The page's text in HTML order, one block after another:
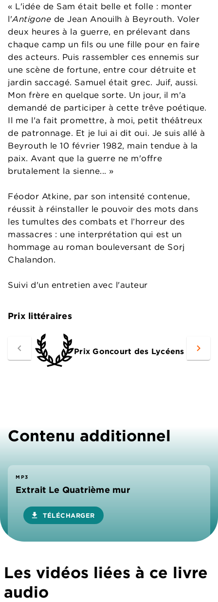
« L'idée de Sam était belle et folle : monter
l'Antigone de Jean Anouilh à Beyrouth. Voler
deux heures à la guerre, en prélevant dans
chaque camp un fils ou une fille pour en faire
des acteurs. Puis rassembler ces ennemis sur
une scène de fortune, entre cour détruite et
jardin saccagé. Samuel était grec. Juif, aussi.
Mon frère en quelque sorte. Un jour, il m'a
demandé de participer à cette trêve poétique.
Il me l'a fait promettre, à moi, petit théâtreux
de patronnage. Et je lui ai dit oui. Je suis allé à
Beyrouth le 10 février 1982, main tendue à la
paix. Avant que la guerre ne m'offre
brutalement la sienne... »
Féodor Atkine, par son intensité contenue,
réussit à réinstaller le pouvoir des mots dans
les tumultes des combats et l’horreur des
massacres : une interprétation qui est un
hommage au roman bouleversant de Sorj
Chalandon.
Suivi d'un entretien avec l'auteur
Prix littéraires
navigate_before Prix Goncourt des Lycéens navigate_next
Contenu additionnel
MP3
Extrait Le Quatrième mur
download TÉLÉCHARGER
Les vidéos liées à ce livre
audio